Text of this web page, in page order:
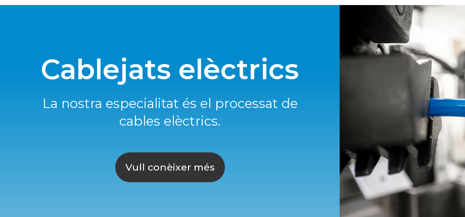
Cablejats elèctrics
La nostra especialitat és el processat de
cables elèctrics.
Vull conèixer més